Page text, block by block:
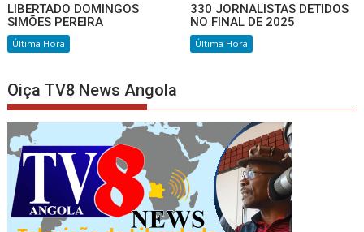
LIBERTADO DOMINGOS
SIMÕES PEREIRA
Última Hora
330 JORNALISTAS DETIDOS
NO FINAL DE 2025
Última Hora
Oiça TV8 News Angola